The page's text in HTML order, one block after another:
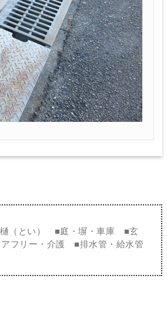
（とい） ■庭・塀・車庫 ■玄
フリー・介護 ■排水管・給水管